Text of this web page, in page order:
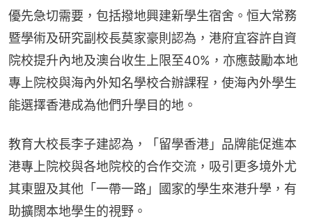
優先急切需要，包括撥地興建新學生宿舍。恒大常務
暨學術及研究副校長莫家豪則認為，港府宜容許自資
院校提升內地及澳台收生上限至40%，亦應鼓勵本地
專上院校與海內外知名學校合辦課程，使海內外學生
能選擇香港成為他們升學目的地。
教育大校長李子建認為，「留學香港」品牌能促進本
港專上院校與各地院校的合作交流，吸引更多境外尤
其東盟及其他「一帶一路」國家的學生來港升學，有
助擴闊本地學生的視野。